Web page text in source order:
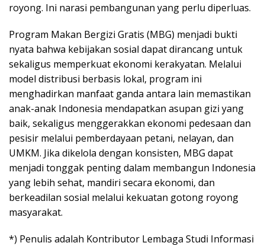
royong. Ini narasi pembangunan yang perlu diperluas.
Program Makan Bergizi Gratis (MBG) menjadi bukti
nyata bahwa kebijakan sosial dapat dirancang untuk
sekaligus memperkuat ekonomi kerakyatan. Melalui
model distribusi berbasis lokal, program ini
menghadirkan manfaat ganda antara lain memastikan
anak-anak Indonesia mendapatkan asupan gizi yang
baik, sekaligus menggerakkan ekonomi pedesaan dan
pesisir melalui pemberdayaan petani, nelayan, dan
UMKM. Jika dikelola dengan konsisten, MBG dapat
menjadi tonggak penting dalam membangun Indonesia
yang lebih sehat, mandiri secara ekonomi, dan
berkeadilan sosial melalui kekuatan gotong royong
masyarakat.
*) Penulis adalah Kontributor Lembaga Studi Informasi